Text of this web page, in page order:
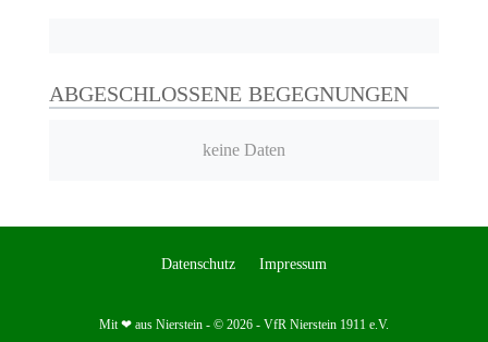
ABGESCHLOSSENE BEGEGNUNGEN
keine Daten
Datenschutz Impressum
Mit ❤ aus Nierstein - © 2026 - VfR Nierstein 1911 e.V.